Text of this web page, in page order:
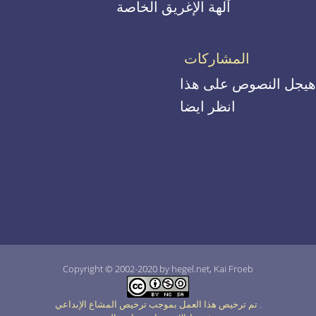
آلهة الإغريق الخاصة
المشاركات
هيجل النصوص على هذا
انظر ايضا
Copyright © 2002-2020 by hegel.net, Kai Froeb
.